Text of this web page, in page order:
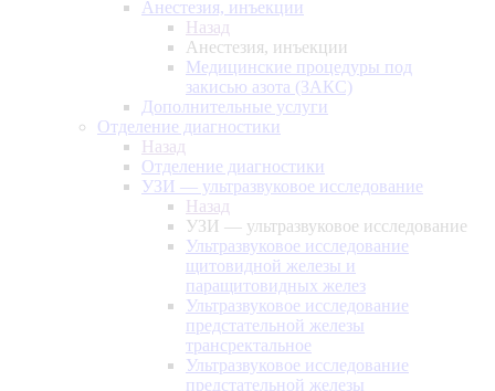
Анестезия, инъекции
Назад
Анестезия, инъекции
Медицинские процедуры под
закисью азота (ЗАКС)
Дополнительные услуги
Отделение диагностики
Назад
Отделение диагностики
УЗИ — ультразвуковое исследование
Назад
УЗИ — ультразвуковое исследование
Ультразвуковое исследование
щитовидной железы и
паращитовидных желез
Ультразвуковое исследование
предстательной железы
трансректальное
Ультразвуковое исследование
предстательной железы